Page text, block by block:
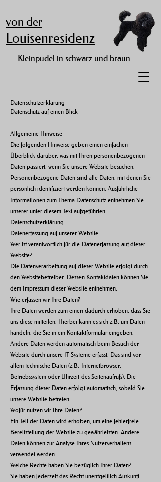
von der
Louisenresidenz
Kleinpudel in schwarz und braun
Datenschutzerklärung
Datenschutz auf einen Blick
Allgemeine Hinweise
Die folgenden Hinweise geben einen einfachen
Überblick darüber, was mit Ihren personenbezogenen
Daten passiert, wenn Sie unsere Website besuchen.
Personenbezogene Daten sind alle Daten, mit denen Sie
persönlich identifiziert werden können. Ausführliche
Informationen zum Thema Datenschutz entnehmen Sie
unserer unter diesem Text aufgeführten
Datenschutzerklärung.
Datenerfassung auf unserer Website
Wer ist verantwortlich für die Datenerfassung auf dieser
Website?
Die Datenverarbeitung auf dieser Website erfolgt durch
den Websitebetreiber. Dessen Kontaktdaten können Sie
dem Impressum dieser Website entnehmen.
Wie erfassen wir Ihre Daten?
Ihre Daten werden zum einen dadurch erhoben, dass Sie
uns diese mitteilen. Hierbei kann es sich z.B. um Daten
handeln, die Sie in ein Kontaktformular eingeben.
Andere Daten werden automatisch beim Besuch der
Website durch unsere IT-Systeme erfasst. Das sind vor
allem technische Daten (z.B. Internetbrowser,
Betriebssystem oder Uhrzeit des Seitenaufrufs). Die
Erfassung dieser Daten erfolgt automatisch, sobald Sie
unsere Website betreten.
Wofür nutzen wir Ihre Daten?
Ein Teil der Daten wird erhoben, um eine fehlerfreie
Bereitstellung der Website zu gewährleisten. Andere
Daten können zur Analyse Ihres Nutzerverhaltens
verwendet werden.
Welche Rechte haben Sie bezüglich Ihrer Daten?
Sie haben jederzeit das Recht unentgeltlich Auskunft